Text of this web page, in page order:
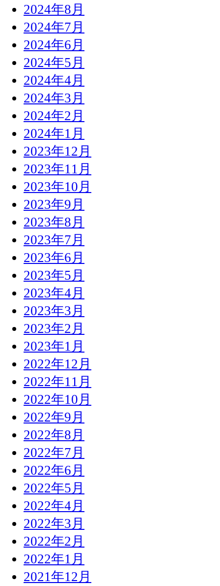
2024年8月
2024年7月
2024年6月
2024年5月
2024年4月
2024年3月
2024年2月
2024年1月
2023年12月
2023年11月
2023年10月
2023年9月
2023年8月
2023年7月
2023年6月
2023年5月
2023年4月
2023年3月
2023年2月
2023年1月
2022年12月
2022年11月
2022年10月
2022年9月
2022年8月
2022年7月
2022年6月
2022年5月
2022年4月
2022年3月
2022年2月
2022年1月
2021年12月